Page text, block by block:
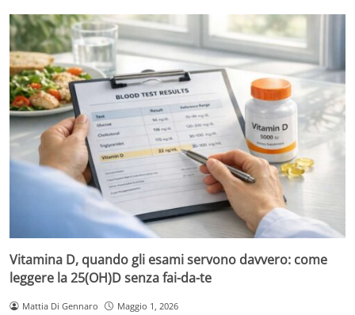
Vitamina D, quando gli esami servono davvero: come
leggere la 25(OH)D senza fai-da-te
Mattia Di Gennaro Maggio 1, 2026